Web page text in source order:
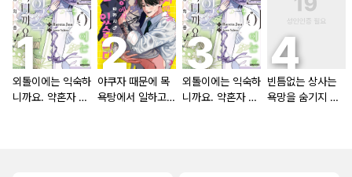
외톨이에는 익숙하
니까요. 약혼자 방
야쿠자 때문에 목
욕탕에서 일하고
외톨이에는 익숙하
니까요. 약혼자 방
빈틈없는 상사는
욕망을 숨기지 않